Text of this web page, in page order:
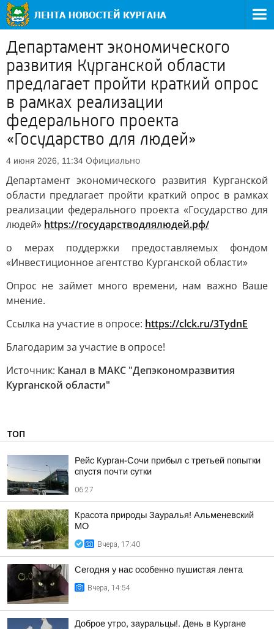
Департамент экономического
развития Курганской области
предлагает пройти краткий опрос
в рамках реализации
федерального проекта
«Государство для людей»
4 июня 2026, 11:34 Официально
Департамент экономического развития Курганской
области предлагает пройти краткий опрос в рамках
реализации федерального проекта «Государство для
людей» https://государстводлялюдей.рф/
о мерах поддержки предоставляемых фондом
«Инвестиционное агентство Курганской области»
Опрос не займет много времени, нам важно Ваше
мнение.
Ссылка на участие в опросе: https://clck.ru/3TydnE
Благодарим за участие в опросе!
Источник: Канал в МАКС "Депэкономразвития
Курганской области"
ТОП
Рейс Курган-Сочи прибыл с третьей попытки
спустя почти сутки
06:27
Красота природы Зауралья! Альменевский
МО
Вчера, 17:40
Сегодня у нас особенно пушистая лента
Вчера, 14:54
Доброе утро, зауральцы!. День в Кургане